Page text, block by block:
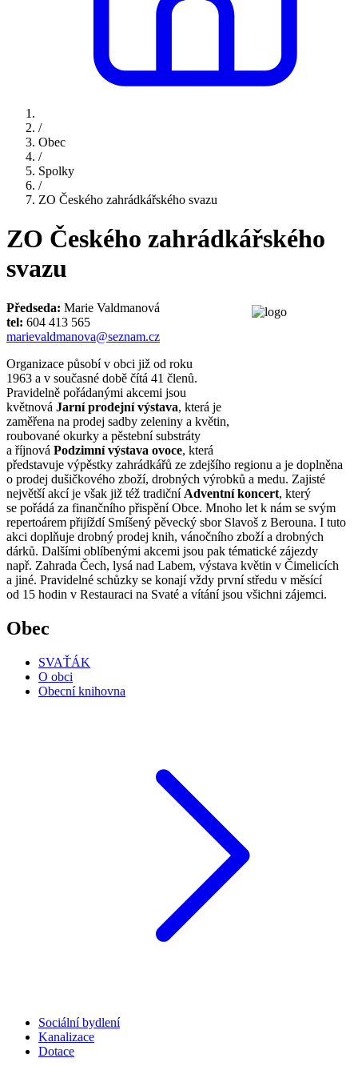
/
Obec
/
Spolky
/
ZO Českého zahrádkářského svazu
ZO Českého zahrádkářského
svazu
Předseda: Marie Valdmanová
tel: 604 413 565
marievaldmanova@seznam.cz
Organizace působí v obci již od roku
1963 a v současné době čítá 41 členů.
Pravidelně pořádanými akcemi jsou
květnová Jarní prodejní výstava, která je
zaměřena na prodej sadby zeleniny a květin,
roubované okurky a pěstební substráty
a říjnová Podzimní výstava ovoce, která
představuje výpěstky zahrádkářů ze zdejšího regionu a je doplněna
o prodej dušičkového zboží, drobných výrobků a medu. Zajisté
největší akcí je však již též tradiční Adventní koncert, který
se pořádá za finančního přispění Obce. Mnoho let k nám se svým
repertoárem přijíždí Smíšený pěvecký sbor Slavoš z Berouna. I tuto
akci doplňuje drobný prodej knih, vánočního zboží a drobných
dárků. Dalšími oblíbenými akcemi jsou pak tématické zájezdy
např. Zahrada Čech, lysá nad Labem, výstava květin v Čimelicích
a jiné. Pravidelné schůzky se konají vždy první středu v měsící
od 15 hodin v Restauraci na Svaté a vítání jsou všichni zájemci.
Obec
SVAŤÁK
O obci
Obecní knihovna
Sociální bydlení
Kanalizace
Dotace